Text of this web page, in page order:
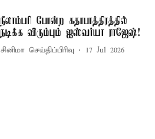
நீலாம்பரி போன்ற கதாபாத்திரத்தில்
நடிக்க விரும்பும் ஐஸ்வர்யா ராஜேஷ்!
சினிமா செய்திப்பிரிவு 17 Jul 2026